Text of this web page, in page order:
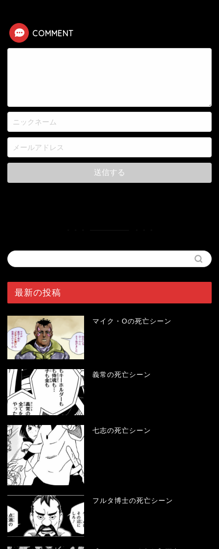
COMMENT
最新の投稿
マイク・Oの死亡シーン
義常の死亡シーン
七志の死亡シーン
フルタ博士の死亡シーン